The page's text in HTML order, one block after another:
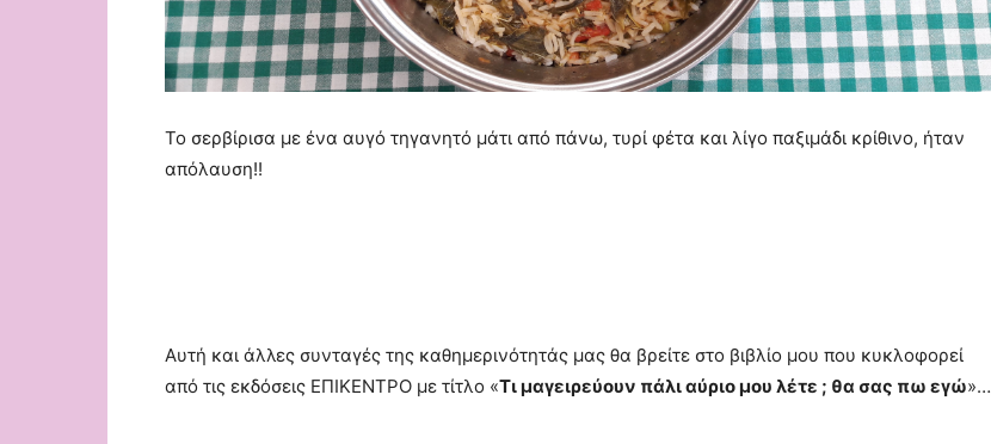
Το σερβίρισα με ένα αυγό τηγανητό μάτι από πάνω, τυρί φέτα και λίγο παξιμάδι κρίθινο, ήταν
απόλαυση!!
Αυτή και άλλες συνταγές της καθημερινότητάς μας θα βρείτε στο βιβλίο μου που κυκλοφορεί
από τις εκδόσεις ΕΠΙΚΕΝΤΡΟ με τίτλο «Τι μαγειρεύουν πάλι αύριο μου λέτε ; θα σας πω εγώ»…